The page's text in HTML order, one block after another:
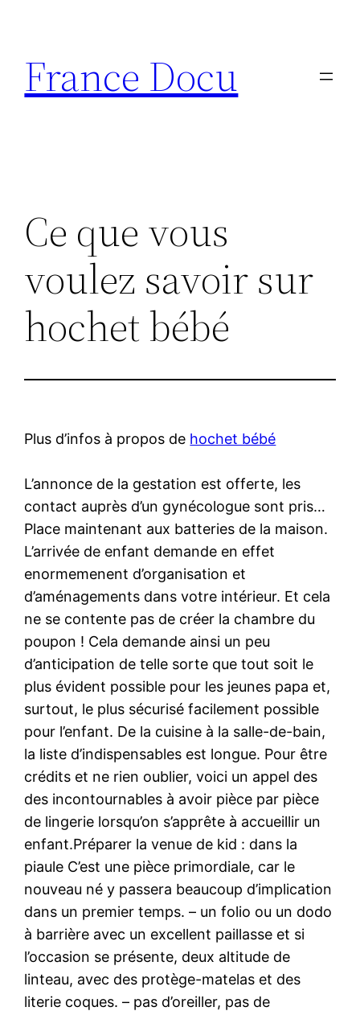
contenu
France Docu
Ce que vous
voulez savoir sur
hochet bébé
Plus d’infos à propos de hochet bébé
L’annonce de la gestation est offerte, les
contact auprès d’un gynécologue sont pris…
Place maintenant aux batteries de la maison.
L’arrivée de enfant demande en effet
enormemenent d’organisation et
d’aménagements dans votre intérieur. Et cela
ne se contente pas de créer la chambre du
poupon ! Cela demande ainsi un peu
d’anticipation de telle sorte que tout soit le
plus évident possible pour les jeunes papa et,
surtout, le plus sécurisé facilement possible
pour l’enfant. De la cuisine à la salle-de-bain,
la liste d’indispensables est longue. Pour être
crédits et ne rien oublier, voici un appel des
des incontournables à avoir pièce par pièce
de lingerie lorsqu’on s’apprête à accueillir un
enfant.Préparer la venue de kid : dans la
piaule C’est une pièce primordiale, car le
nouveau né y passera beaucoup d’implication
dans un premier temps. – un folio ou un dodo
à barrière avec un excellent paillasse et si
l’occasion se présente, deux altitude de
linteau, avec des protège-matelas et des
literie coques. – pas d’oreiller, pas de